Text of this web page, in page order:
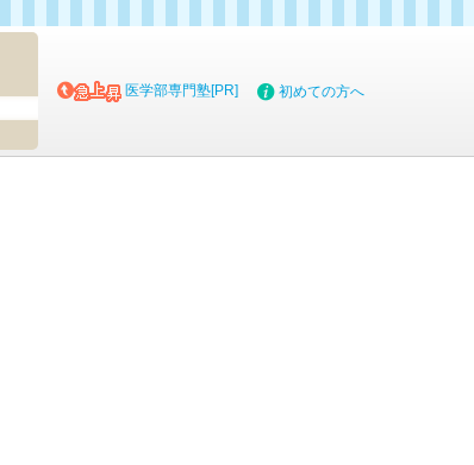
医学部専門塾[PR] 初めての方へ